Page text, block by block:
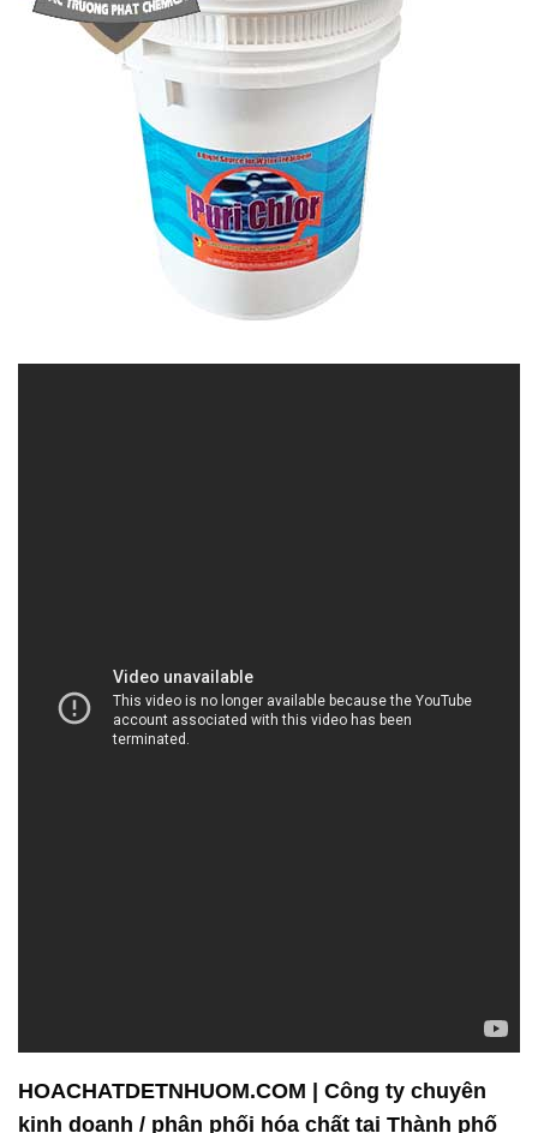
Công ty Hóa Chất Đắc Trường Phát là đối tác đáng
tin cậy trong lĩnh vực cung cấp và phân phối hóa
chất, cam kết mang đến chất lượng cao và độ an